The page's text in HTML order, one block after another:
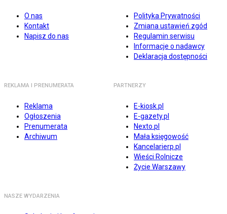
O nas
Kontakt
Napisz do nas
Polityka Prywatności
Zmiana ustawień zgód
Regulamin serwisu
Informacje o nadawcy
Deklaracja dostępności
REKLAMA I PRENUMERATA
Reklama
Ogłoszenia
Prenumerata
Archiwum
PARTNERZY
E-kiosk.pl
E-gazety.pl
Nexto.pl
Mała księgowość
Kancelarierp.pl
Wieści Rolnicze
Życie Warszawy
NASZE WYDARZENIA